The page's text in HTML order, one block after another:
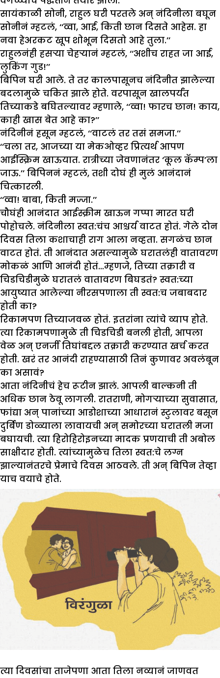
सायंकाळी सोनी, राहुल घरी परतले अन् नंदिनीला बघून
सोनीनं म्हटलं, ‘‘व्वा, आई, किती छान दिसते आहेस. हा
नवा हेअरकट खूप शोभून दिसतो आहे तुला.’’
राहुलनंही हसऱ्या चेहऱ्यानं म्हटलं, ‘‘अशीच राहत जा आई,
लुकिंग गुड!’’
बिपिन घरी आले. ते तर कालपासूनच नंदिनीत झालेल्या
बदलामुळे चकित झाले होते. वरपासून खालपर्यंत
तिच्याकडे बघितल्यावर म्हणाले, ‘‘व्वा! फारच छान! काय,
काही खास बेत आहे का?’’
नंदिनीनं हसून म्हटलं, ‘‘वाटलं तर तसं समजा.’’
‘‘चला तर, आजच्या या मेकओव्हर प्रित्यर्थ आपण
आईस्क्रिम खाऊयात. रात्रीच्या जेवणानंतर ‘कूल कॅम्प’ला
जाऊ.’’ बिपिननं म्हटलं, तशी दोघं ही मुलं आनंदानं
चित्कारली.
‘‘व्वा! बाबा, किती मज्जा.’’
चौघंही आनंदात आईस्क्रीम खाऊन गप्पा मारत घरी
पोहोचले. नंदिनीला स्वत:चंच आश्चर्य वाटत होतं. गेले दोन
दिवस तिला कशाचाही राग आला नव्हता. सगळंच छान
वाटत होतं. ती आनंदात असल्यामुळे घरातलंही वातावरण
मोकळं आणि आनंदी होतं…म्हणजे, तिच्या तक्रारी व
चिडचिडीमुळे घरातलं वातावरण बिघडतं? स्वत:च्या
आयुष्यात आलेल्या नीरसपणाला ती स्वत:च जबाबदार
होती का?
रिकामपण तिच्याजवळ होतं. इतरांना त्यांचे व्याप होते.
त्या रिकामपणामुळे ती चिडचिडी बनली होती, आपला
वेळ अन् एनर्जी तिघांबद्दल तक्रारी करण्यात खर्च करत
होती. खरं तर आनंदी राहण्यासाठी तिनं कुणावर अवलंबून
का असावं?
आता नंदिनीचं हेच रूटीन झालं. आपली बाल्कनी ती
अधिक छान ठेवू लागली. रातराणी, मोगऱ्याच्या सुवासात,
फांद्या अन् पानांच्या आडोशाच्या आधारानं स्टुलावर बसून
दुर्बिण डोळ्याला लावायची अन् समोरच्या घरातली मजा
बघायची. त्या हिरोहिरोइनच्या मादक प्रणयाची ती अबोल
साक्षीदार होती. त्यांच्यामुळेच तिला स्वत:चे लग्न
झाल्यानंतरचे प्रेमाचे दिवस आठवले. ती अन् बिपिन तेव्हा
याच वयाचे होते.
त्या दिवसांचा ताजेपणा आता तिला नव्यानं जाणवत